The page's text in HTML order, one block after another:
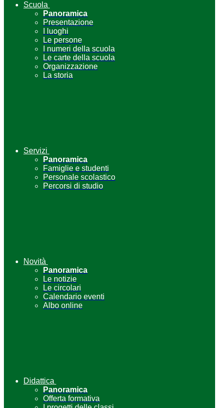
Scuola
Panoramica
Presentazione
I luoghi
Le persone
I numeri della scuola
Le carte della scuola
Organizzazione
La storia
Servizi
Panoramica
Famiglie e studenti
Personale scolastico
Percorsi di studio
Novità
Panoramica
Le notizie
Le circolari
Calendario eventi
Albo online
Didattica
Panoramica
Offerta formativa